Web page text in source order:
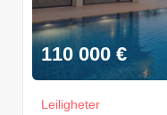
110 000 €
Leiligheter